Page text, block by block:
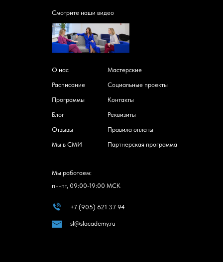
Мы работаем:
пн-пт, 09:00-19:00 МСК
+7 (905) 621 37 94
О нас
Смотрите наши видео
Расписание
Программы
Блог
Мастерские
Контакты
Реквизиты
Правила оплаты
Социальные проекты
Партнерская программа
Отзывы
Мы в СМИ
sl@slacademy.ru